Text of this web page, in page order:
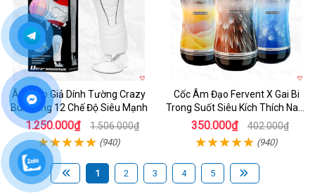
Âm Đạo Giả Dính Tường Crazy
Bull Rung 12 Chế Độ Siêu Mạnh
1.250.000₫ 1.506.000₫
(940)
Cốc Âm Đạo Fervent X Gai Bi
Trong Suốt Siêu Kích Thích Nam
Giới
350.000₫ 402.000₫
(940)
1 2 3 4 5